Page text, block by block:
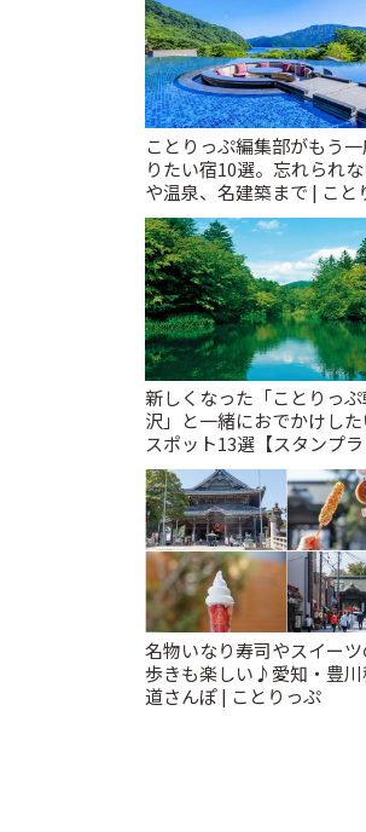
ことりっぷ編集部がもう
りたい宿10選。忘れられ
や温泉、名建築まで | こと
新しくなった「ことりっ
沢」と一緒におでかけした
スポット13選【スタンプ
催中】 | ことりっぷ
名物いなり寿司やスイー
歩きも楽しい♪愛知・豊川
道さんぽ | ことりっぷ